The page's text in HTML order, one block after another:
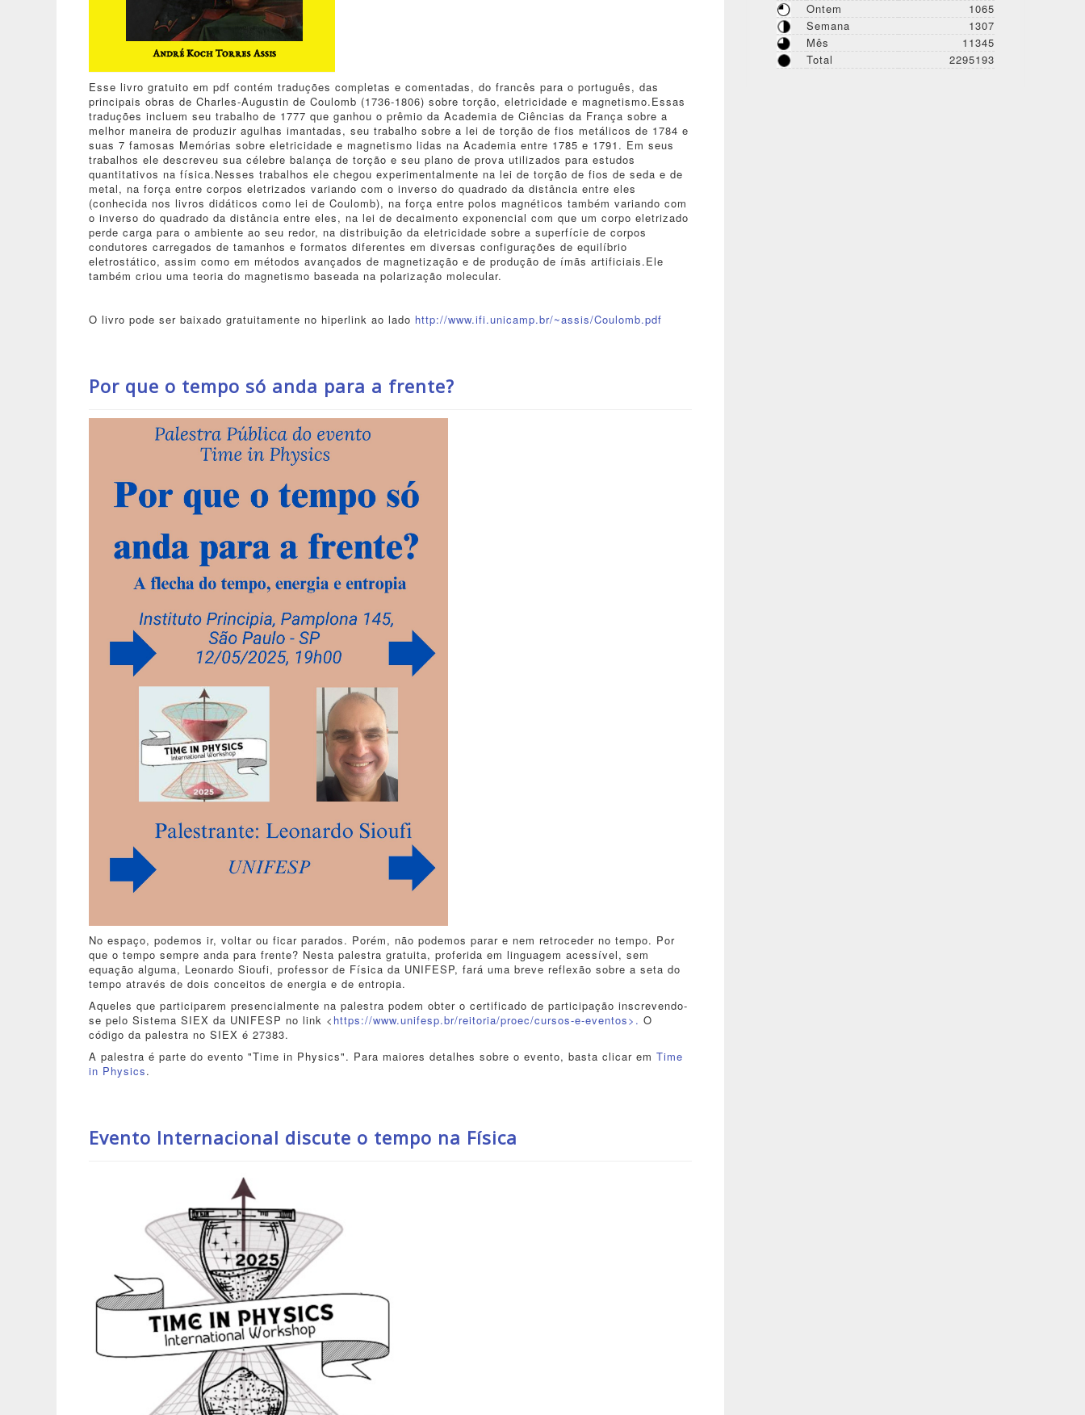
Esse livro gratuito em pdf contém traduções completas e comentadas, do francês para o português, das
principais obras de Charles-Augustin de Coulomb (1736-1806) sobre torção, eletricidade e magnetismo.Essas
traduções incluem seu trabalho de 1777 que ganhou o prêmio da Academia de Ciências da França sobre a
melhor maneira de produzir agulhas imantadas, seu trabalho sobre a lei de torção de fios metálicos de 1784 e
suas 7 famosas Memórias sobre eletricidade e magnetismo lidas na Academia entre 1785 e 1791. Em seus
trabalhos ele descreveu sua célebre balança de torção e seu plano de prova utilizados para estudos
quantitativos na física.Nesses trabalhos ele chegou experimentalmente na lei de torção de fios de seda e de
metal, na força entre corpos eletrizados variando com o inverso do quadrado da distância entre eles
(conhecida nos livros didáticos como lei de Coulomb), na força entre polos magnéticos também variando com
o inverso do quadrado da distância entre eles, na lei de decaimento exponencial com que um corpo eletrizado
perde carga para o ambiente ao seu redor, na distribuição da eletricidade sobre a superfície de corpos
condutores carregados de tamanhos e formatos diferentes em diversas configurações de equilíbrio
eletrostático, assim como em métodos avançados de magnetização e de produção de ímãs artificiais.Ele
também criou uma teoria do magnetismo baseada na polarização molecular.
O livro pode ser baixado gratuitamente no hiperlink ao lado http://www.ifi.unicamp.br/~assis/Coulomb.pdf
Por que o tempo só anda para a frente?
No espaço, podemos ir, voltar ou ficar parados. Porém, não podemos parar e nem retroceder no tempo. Por
que o tempo sempre anda para frente? Nesta palestra gratuita, proferida em linguagem acessível, sem
equação alguma, Leonardo Sioufi, professor de Física da UNIFESP, fará uma breve reflexão sobre a seta do
tempo através de dois conceitos de energia e de entropia.
Aqueles que participarem presencialmente na palestra podem obter o certificado de participação inscrevendo-
se pelo Sistema SIEX da UNIFESP no link < https://www.unifesp.br/reitoria/proec/cursos-e-eventos>. O
código da palestra no SIEX é 27383.
A palestra é parte do evento "Time in Physics". Para maiores detalhes sobre o evento, basta clicar em Time
in Physics.
Evento Internacional discute o tempo na Física
Ontem
1065
Semana
1307
Mês
11345
Total
2295193